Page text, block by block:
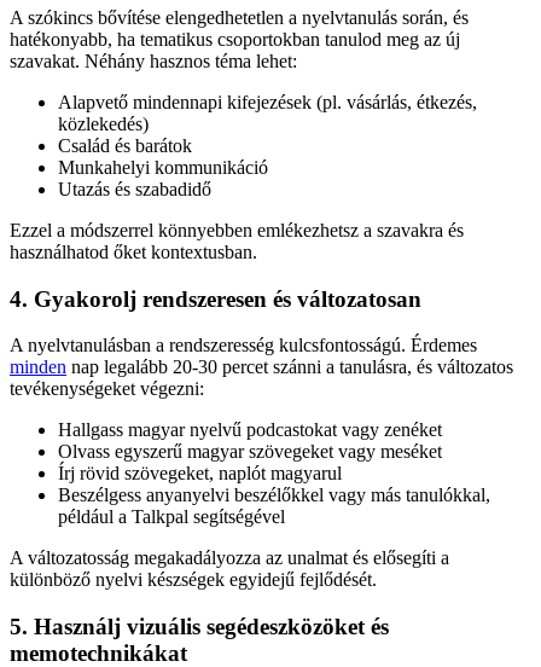
A szókincs bővítése elengedhetetlen a nyelvtanulás során, és
hatékonyabb, ha tematikus csoportokban tanulod meg az új
szavakat. Néhány hasznos téma lehet:
Alapvető mindennapi kifejezések (pl. vásárlás, étkezés,
közlekedés)
Család és barátok
Munkahelyi kommunikáció
Utazás és szabadidő
Ezzel a módszerrel könnyebben emlékezhetsz a szavakra és
használhatod őket kontextusban.
4. Gyakorolj rendszeresen és változatosan
A nyelvtanulásban a rendszeresség kulcsfontosságú. Érdemes
minden nap legalább 20-30 percet szánni a tanulásra, és változatos
tevékenységeket végezni:
Hallgass magyar nyelvű podcastokat vagy zenéket
Olvass egyszerű magyar szövegeket vagy meséket
Írj rövid szövegeket, naplót magyarul
Beszélgess anyanyelvi beszélőkkel vagy más tanulókkal,
például a Talkpal segítségével
A változatosság megakadályozza az unalmat és elősegíti a
különböző nyelvi készségek egyidejű fejlődését.
5. Használj vizuális segédeszközöket és
memotechnikákat